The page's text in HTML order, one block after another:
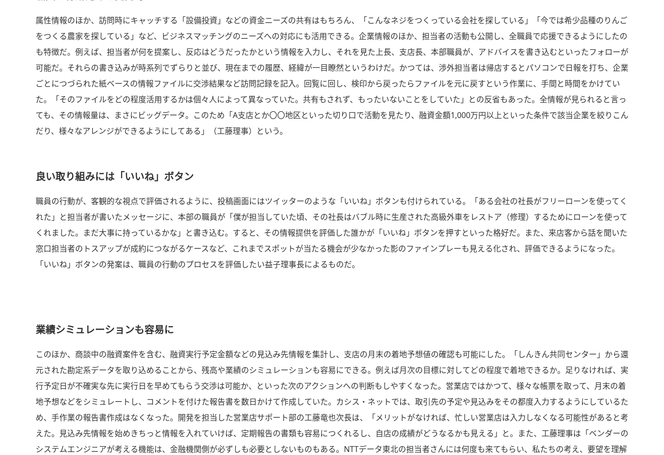
属性情報のほか、訪問時にキャッチする「設備投資」などの資金ニーズの共有はもちろん、「こんなネジをつくっている会社を探している」「今では希少品種のりんご
をつくる農家を探している」など、ビジネスマッチングのニーズへの対応にも活用できる。企業情報のほか、担当者の活動も公開し、全職員で応援できるようにしたの
も特徴だ。例えば、担当者が何を提案し、反応はどうだったかという情報を入力し、それを見た上長、支店長、本部職員が、アドバイスを書き込むといったフォローが
可能だ。それらの書き込みが時系列でずらりと並び、現在までの履歴、経緯が一目瞭然というわけだ。かつては、渉外担当者は帰店するとパソコンで日報を打ち、企業
ごとにつづられた紙ベースの情報ファイルに交渉結果など訪問記録を記入。回覧に回し、検印から戻ったらファイルを元に戻すという作業に、手間と時間をかけてい
た。「そのファイルをどの程度活用するかは個々人によって異なっていた。共有もされず、もったいないことをしていた」との反省もあった。全情報が見られると言っ
ても、その情報量は、まさにビッグデータ。このため「A支店とか〇〇地区といった切り口で活動を見たり、融資金額1,000万円以上といった条件で該当企業を絞りこん
だり、様々なアレンジができるようにしてある」（工藤理事）という。
良い取り組みには「いいね」ボタン
職員の行動が、客観的な視点で評価されるように、投稿画面にはツイッターのような「いいね」ボタンも付けられている。「ある会社の社長がフリーローンを使ってく
れた」と担当者が書いたメッセージに、本部の職員が「僕が担当していた頃、その社長はバブル時に生産された高級外車をレストア（修理）するためにローンを使って
くれました。まだ大事に持っているかな」と書き込む。すると、その情報提供を評価した誰かが「いいね」ボタンを押すといった格好だ。また、来店客から話を聞いた
窓口担当者のトスアップが成約につながるケースなど、これまでスポットが当たる機会が少なかった影のファインプレーも見える化され、評価できるようになった。
「いいね」ボタンの発案は、職員の行動のプロセスを評価したい益子理事長によるものだ。
業績シミュレーションも容易に
このほか、商談中の融資案件を含む、融資実行予定金額などの見込み先情報を集計し、支店の月末の着地予想値の確認も可能にした。「しんきん共同センター」から還
元された勘定系データを取り込めることから、残高や業績のシミュレーションも容易にできる。例えば月次の目標に対してどの程度で着地できるか。足りなければ、実
行予定日が不確実な先に実行日を早めてもらう交渉は可能か、といった次のアクションへの判断もしやすくなった。営業店ではかつて、様々な帳票を取って、月末の着
地予想などをシミュレートし、コメントを付けた報告書を数日かけて作成していた。カシス・ネットでは、取引先の予定や見込みをその都度入力するようにしているた
め、手作業の報告書作成はなくなった。開発を担当した営業店サポート部の工藤竜也次長は、「メリットがなければ、忙しい営業店は入力しなくなる可能性があると考
えた。見込み先情報を始めきちっと情報を入れていけば、定期報告の書類も容易につくれるし、自店の成績がどうなるかも見える」と。また、工藤理事は「ベンダーの
システムエンジニアが考える機能は、金融機関側が必ずしも必要としないものもある。NTTデータ東北の担当者さんには何度も来てもらい、私たちの考え、要望を理解